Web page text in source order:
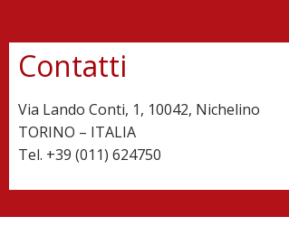
Contatti
Via Lando Conti, 1, 10042, Nichelino
TORINO – ITALIA
Tel. +39 (011) 624750